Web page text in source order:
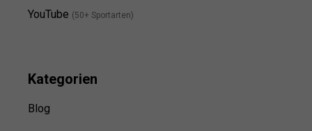
YouTube (50+ Sportarten)
Kategorien
Blog